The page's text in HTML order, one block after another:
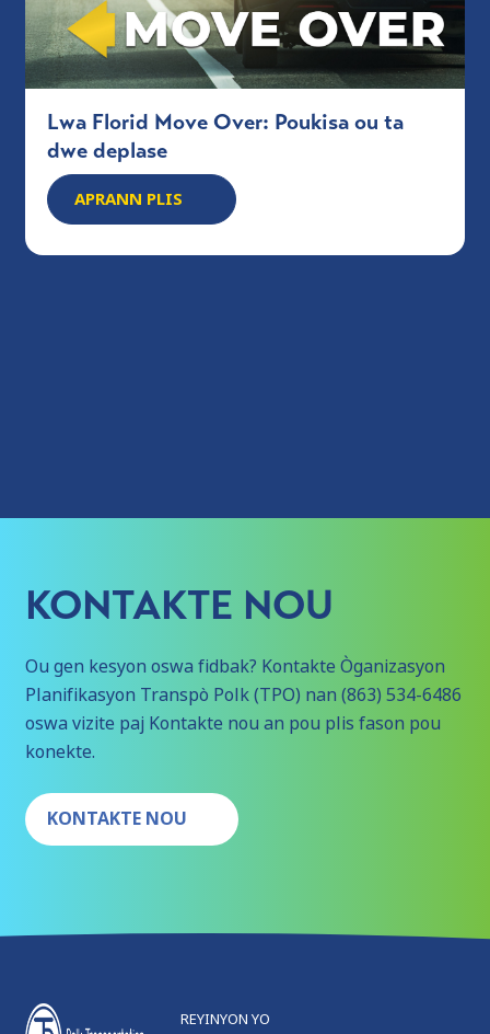
Lwa Florid Move Over: Poukisa ou ta
dwe deplase
APRANN PLIS
KONTAKTE NOU
Ou gen kesyon oswa fidbak? Kontakte Òganizasyon
Planifikasyon Transpò Polk (TPO) nan (863) 534-6486
oswa vizite paj Kontakte nou an pou plis fason pou
konekte.
KONTAKTE NOU
REYINYON YO